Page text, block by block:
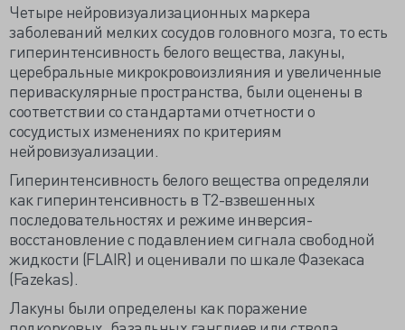
Четыре нейровизуализационных маркера
заболеваний мелких сосудов головного мозга, то есть
гиперинтенсивность белого вещества, лакуны,
церебральные микрокровоизлияния и увеличенные
периваскулярные пространства, были оценены в
соответствии со стандартами отчетности о
сосудистых изменениях по критериям
нейровизуализации.
Гиперинтенсивность белого вещества определяли
как гиперинтенсивность в Т2-взвешенных
последовательностях и режиме инверсия-
восстановление с подавлением сигнала свободной
жидкости (FLAIR) и оценивали по шкале Фазекаса
(Fazekas).
Лакуны были определены как поражение